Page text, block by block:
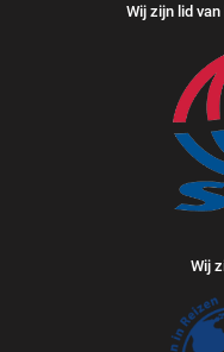
Wij zijn lid
Wij